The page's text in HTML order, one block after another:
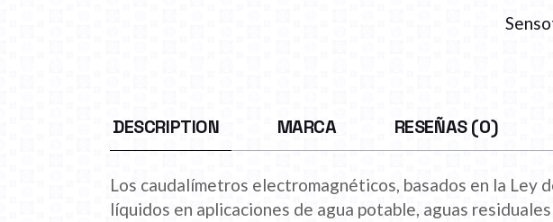
DESCRIPTION MARCA RESEÑAS (0)
Los caudalímetros electromagnéticos, basados en la Ley
líquidos en aplicaciones de agua potable, aguas